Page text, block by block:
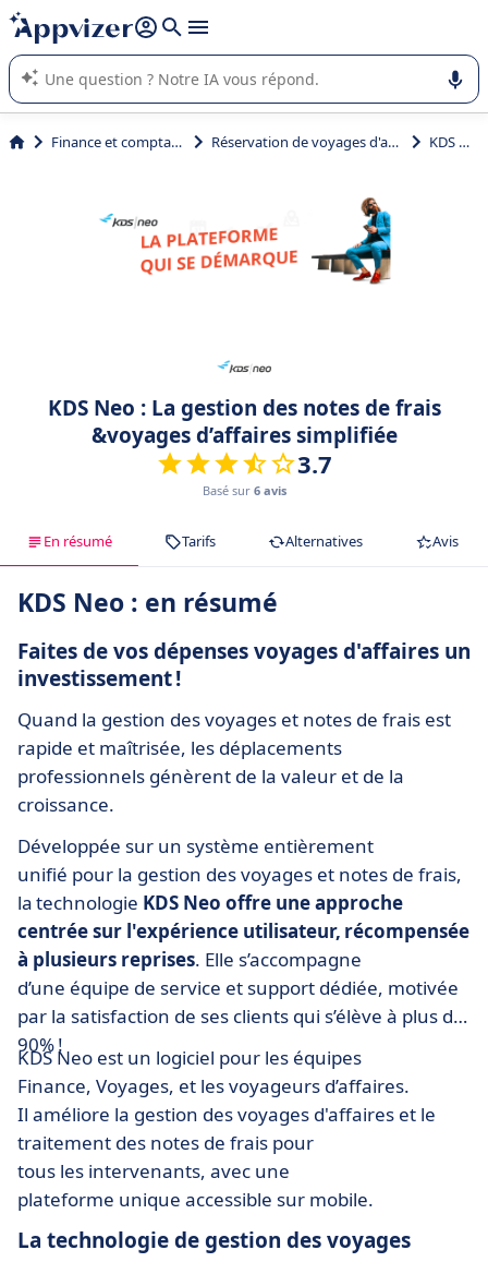
répondre (plusieurs lignes avec
L'IA de Appvizer vous guide dans l'utilisation ou la sélection de
logiciel SaaS en entreprise.
Finance et comptabilité Réservation de voyages d'affaires KDS Neo
KDS Neo : La gestion des notes de frais
&voyages d’affaires simplifiée
3.7
Basé sur 6 avis
En résumé Tarifs Alternatives Avis
KDS Neo : en résumé
Faites de vos dépenses voyages d'affaires un
investissement !
Quand la gestion des voyages et notes de frais est
rapide et maîtrisée, les déplacements
professionnels génèrent de la valeur et de la
croissance.
Développée sur un système entièrement
unifié pour la gestion des voyages et notes de frais,
la technologie KDS Neo offre une approche
centrée sur l'expérience utilisateur, récompensée
à plusieurs reprises. Elle s’accompagne
d’une équipe de service et support dédiée, motivée
par la satisfaction de ses clients qui s’élève à plus de
90% !
KDS Neo est un logiciel pour les équipes
Finance, Voyages, et les voyageurs d’affaires.
Il améliore la gestion des voyages d'affaires et le
traitement des notes de frais pour
tous les intervenants, avec une
plateforme unique accessible sur mobile.
La technologie de gestion des voyages